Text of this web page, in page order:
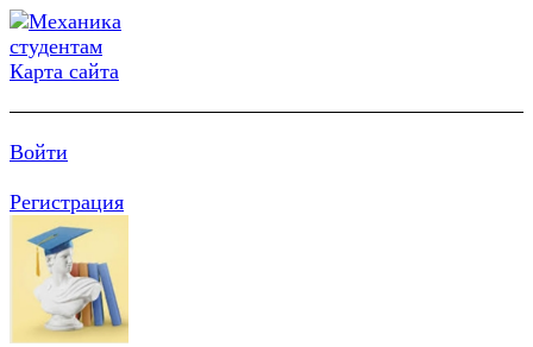
Карта сайта
Войти
Регистрация